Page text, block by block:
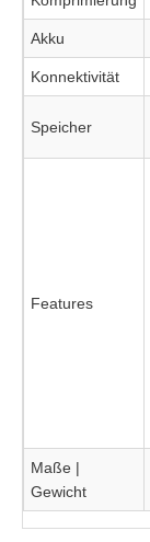
Akku
Konnektivität
Speicher
Features
Maße |
Gewicht